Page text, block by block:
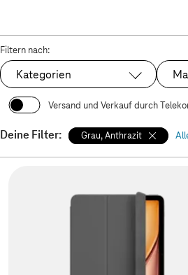
Filtern nach:
Kategorien
Versand und Verkauf durch
Deine Filter: Grau, Anthrazit